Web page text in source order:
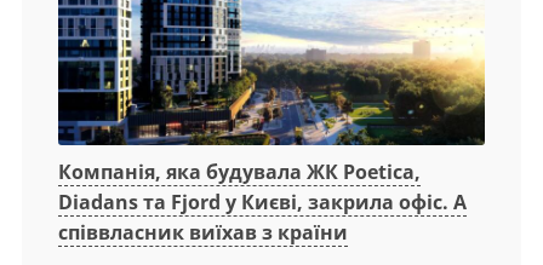
Компанія, яка будувала ЖК Poetica,
Diadans та Fjord у Києві, закрила офіс. А
співвласник виїхав з країни